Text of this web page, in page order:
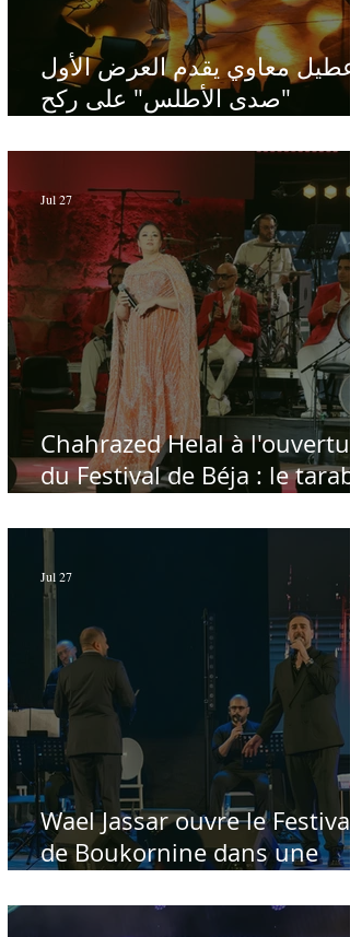
عطيل معاوي يقدم العرض الأول
"صدى الأطلس" على ركح
طابعها الخاص
Chahrazed Helal à
du Festival de Béja : le tarab
Jul 27
Wael Jassar ouvre le Festival
de Boukornine dans une
à guichets fermés - Par
Jul 27